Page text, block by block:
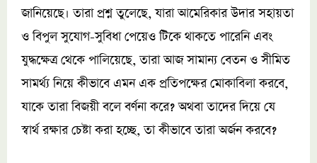
জানিয়েছে। তারা প্রশ্ন তুলেছে, যারা আমেরিকার উদার সহায়তা
ও বিপুল সুযোগ-সুবিধা পেয়েও টিকে থাকতে পারেনি এবং
যুদ্ধক্ষেত্র থেকে পালিয়েছে, তারা আজ সামান্য বেতন ও সীমিত
সামর্থ্য নিয়ে কীভাবে এমন এক প্রতিপক্ষের মোকাবিলা করবে,
যাকে তারা বিজয়ী বলে বর্ণনা করে? অথবা তাদের দিয়ে যে
স্বার্থ রক্ষার চেষ্টা করা হচ্ছে, তা কীভাবে তারা অর্জন করবে?